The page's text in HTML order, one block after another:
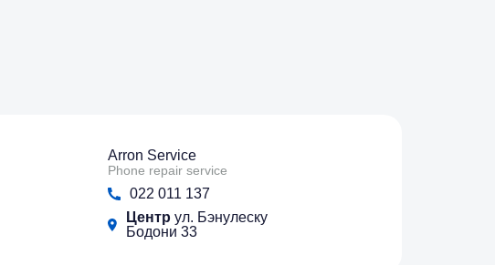
Arron Service
Phone repair service
022 011 137
Центр ул. Бэнулеску
Бодони 33